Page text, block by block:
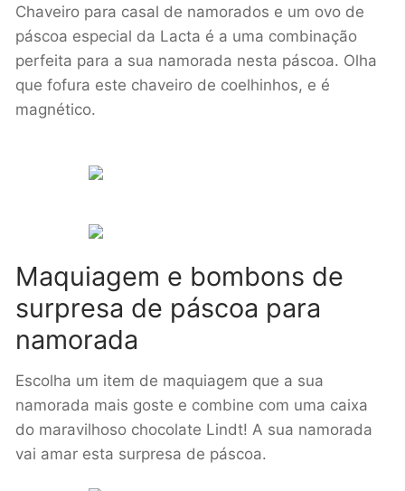
Chaveiro para casal de namorados e um ovo de
páscoa especial da Lacta é a uma combinação
perfeita para a sua namorada nesta páscoa. Olha
que fofura este chaveiro de coelhinhos, e é
magnético.
Maquiagem e bombons de
surpresa de páscoa para
namorada
Escolha um item de maquiagem que a sua
namorada mais goste e combine com uma caixa
do maravilhoso chocolate Lindt! A sua namorada
vai amar esta surpresa de páscoa.